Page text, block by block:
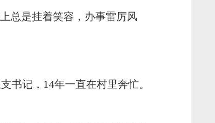
总是挂着笑容，办事雷厉风
书记，14年一直在村里奔忙。